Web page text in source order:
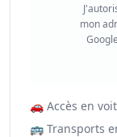
mon
🚗 Accès en
🚌 Transports